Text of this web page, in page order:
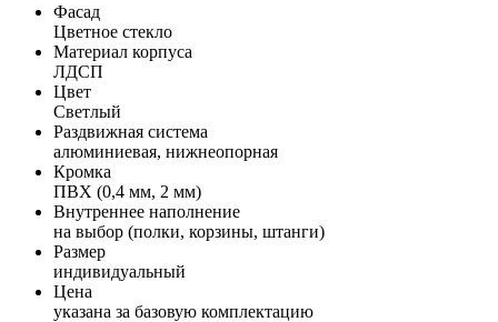
Фасад
Цветное стекло
Материал корпуса
ЛДСП
Цвет
Светлый
Раздвижная система
алюминиевая, нижнеопорная
Кромка
ПВХ (0,4 мм, 2 мм)
Внутреннее наполнение
на выбор (полки, корзины, штанги)
Размер
индивидуальный
Цена
указана за базовую комплектацию